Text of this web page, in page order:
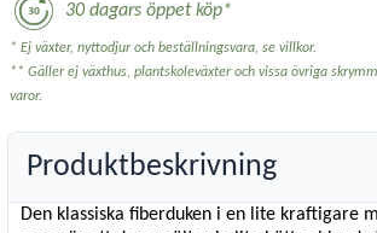
30 dagars öppet köp*
* Ej växter, nyttodjur och beställningsvara, se villkor.
** Gäller ej växthus, plantskoleväxter och vissa övriga
varor.
Produktbeskrivning
Den klassiska fiberduken i en lite kraftigare